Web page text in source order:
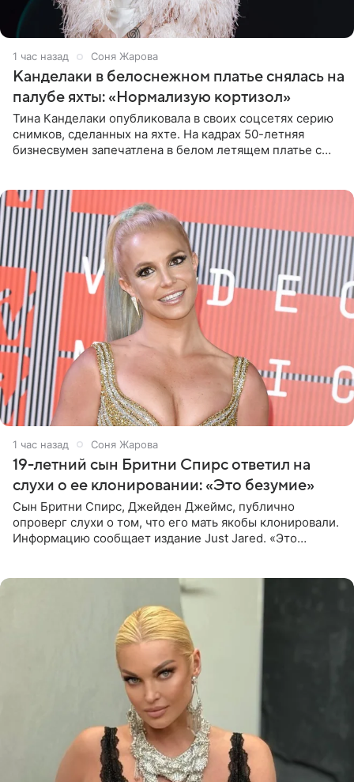
1 час назад Соня Жарова
Канделаки в белоснежном платье снялась на
палубе яхты: «Нормализую кортизол»
Тина Канделаки опубликовала в своих соцсетях серию
снимков, сделанных на яхте. На кадрах 50-летняя
бизнесвумен запечатлена в белом летящем платье с
1 час назад Соня Жарова
19-летний сын Бритни Спирс ответил на
слухи о ее клонировании: «Это безумие»
Сын Бритни Спирс, Джейден Джеймс, публично
опроверг слухи о том, что его мать якобы клонировали.
Информацию сообщает издание Just Jared. «Это